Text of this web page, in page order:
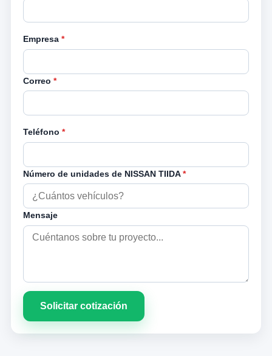
Empresa *
Correo *
Teléfono *
Número de unidades de NISSAN TIIDA*
Mensaje
Solicitar cotización